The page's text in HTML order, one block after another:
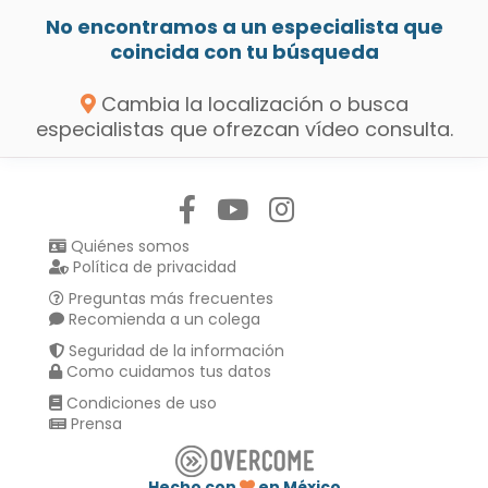
No encontramos a un especialista que
coincida con tu búsqueda
Cambia la localización o busca
especialistas que ofrezcan vídeo consulta.
Quiénes somos
Política de privacidad
Preguntas más frecuentes
Recomienda a un colega
Seguridad de la información
Como cuidamos tus datos
Condiciones de uso
Prensa